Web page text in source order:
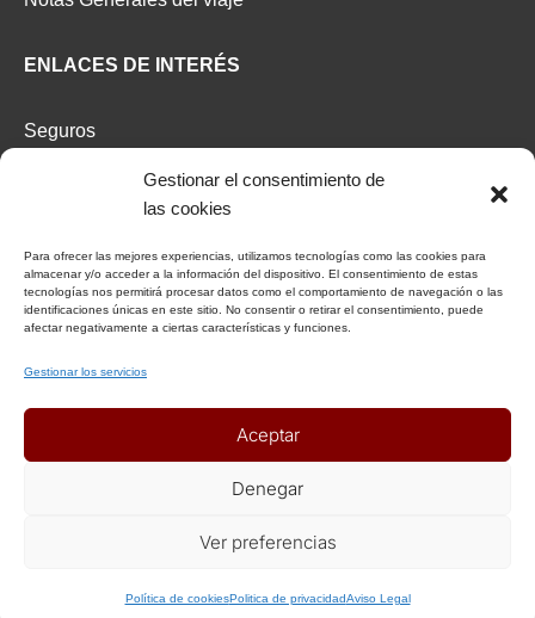
Gestionar el consentimiento de
las cookies
Para ofrecer las mejores experiencias, utilizamos tecnologías como las cookies para
almacenar y/o acceder a la información del dispositivo. El consentimiento de estas
tecnologías nos permitirá procesar datos como el comportamiento de navegación o las
identificaciones únicas en este sitio. No consentir o retirar el consentimiento, puede
afectar negativamente a ciertas características y funciones.
Gestionar los servicios
Aceptar
Denegar
Ver preferencias
Política de cookiesPolitica de privacidadAviso Legal
ENLACES DE INTERÉS
Seguros
Afiliat Agència Catalana de Turisme
Declaración responsable Viajeros Singles by Himba
Realización de viajes de cooperación internacional